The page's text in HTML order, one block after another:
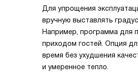
Для упрощения
вручную выставлять
Например, программа для
приходом гостей. Опция
время без ухудшения
и умеренное тепло.